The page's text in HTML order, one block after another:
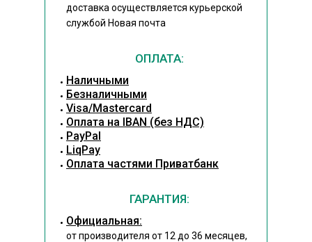
доставка осуществляется курьерской
службой Новая почта
ОПЛАТА:
Наличными
Безналичными
Visa/Mastercard
Оплата на IBAN (без НДС)
PayPal
LiqPay
Оплата частями Приватбанк
ГАРАНТИЯ:
Официальная:
от производителя от 12 до 36 месяцев,